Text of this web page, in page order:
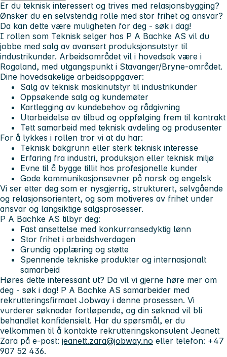
Er du teknisk interessert og trives med relasjonsbygging?
Ønsker du en selvstendig rolle med stor frihet og ansvar?
Da kan dette være muligheten for deg - søk i dag!
I rollen som Teknisk selger hos P A Bachke AS vil du
jobbe med salg av avansert produksjonsutstyr til
industrikunder. Arbeidsområdet vil i hovedsak være i
Rogaland, med utgangspunkt i Stavanger/Bryne-området.
Dine hovedsakelige arbeidsoppgaver:
Salg av teknisk maskinutstyr til industrikunder
Oppsøkende salg og kundemøter
Kartlegging av kundebehov og rådgivning
Utarbeidelse av tilbud og oppfølging frem til kontrakt
Tett samarbeid med teknisk avdeling og produsenter
For å lykkes i rollen tror vi at du har:
Teknisk bakgrunn eller sterk teknisk interesse
Erfaring fra industri, produksjon eller teknisk miljø
Evne til å bygge tillit hos profesjonelle kunder
Gode kommunikasjonsevner på norsk og engelsk
Vi ser etter deg som er nysgjerrig, strukturert, selvgående
og relasjonsorientert, og som motiveres av frihet under
ansvar og langsiktige salgsprosesser.
P A Bachke AS tilbyr deg:
Fast ansettelse med konkurransedyktig lønn
Stor frihet i arbeidshverdagen
Grundig opplæring og støtte
Spennende tekniske produkter og internasjonalt
samarbeid
Høres dette interessant ut? Da vil vi gjerne høre mer om
deg - søk i dag! P A Bachke AS samarbeider med
rekrutteringsfirmaet Jobway i denne prosessen. Vi
vurderer søknader fortløpende, og din søknad vil bli
behandlet konfidensielt. Har du spørsmål, er du
velkommen til å kontakte rekrutteringskonsulent Jeanett
Zara på e-post: jeanett.zara@jobway.no eller telefon: +47
907 52 436.